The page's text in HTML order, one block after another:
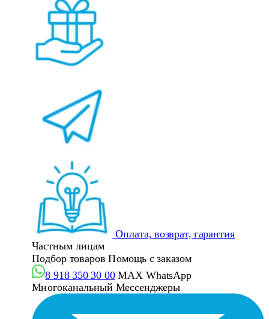
Оплата, возврат, гарантия
Частным лицам
Подбор товаров Помощь с заказом
8 918 350 30 00 MAX WhatsApp
Многоканальный Мессенджеры